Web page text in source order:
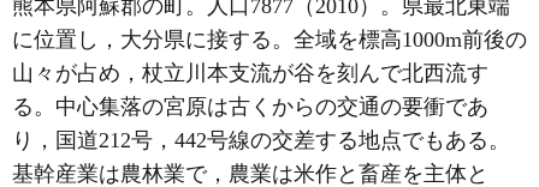
熊本県阿蘇郡の町。人口7877（2010）。県最北東端
に位置し，大分県に接する。全域を標高1000m前後の
山々が占め，杖立川本支流が谷を刻んで北西流す
る。中心集落の宮原は古くからの交通の要衝であ
り，国道212号，442号線の交差する地点でもある。
基幹産業は農林業で，農業は米作と畜産を主体と